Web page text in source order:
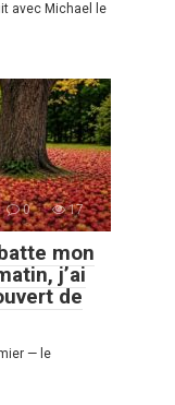
avec Michael le
0 17
mon
j’ai
de
— le